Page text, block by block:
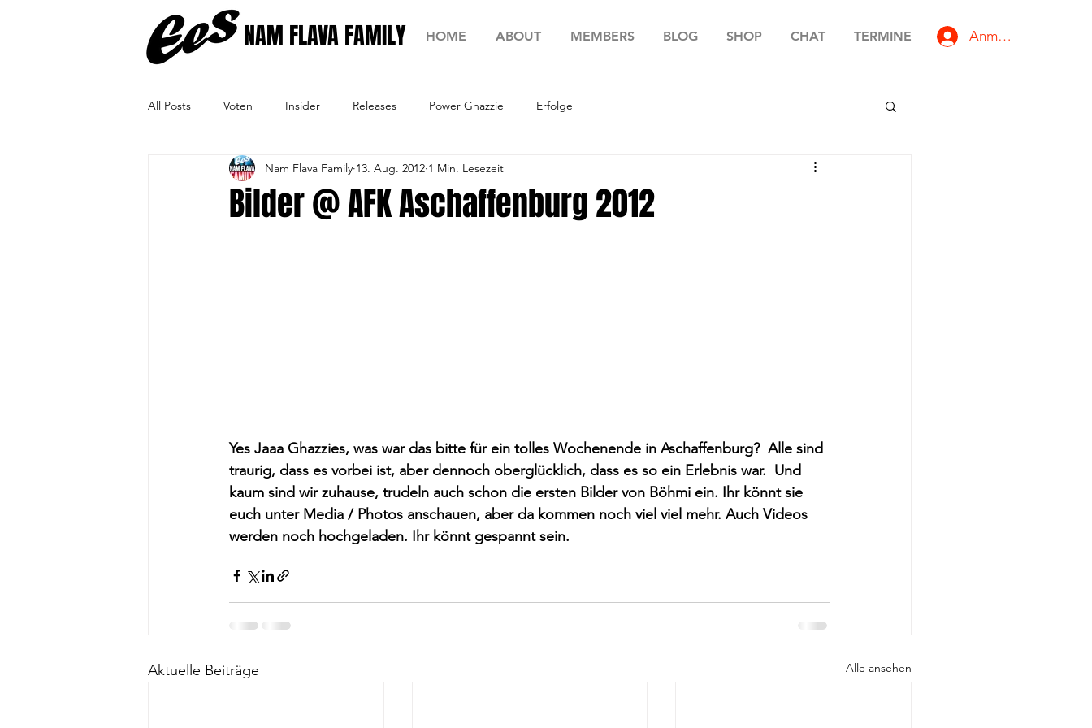
NAM FLAVA FAMILY HOME ABOUT MEMBERS BLOG SHOP CHAT TERMINE Anmelden
All Posts Voten Insider Releases Power Ghazzie Erfolge
Bilder @ AFK Aschaffenburg 2012
Nam Flava Family 13. Aug. 2012 1 Min. Lesezeit
Yes Jaaa Ghazzies, was war das bitte für ein tolles Wochenende in Aschaffenburg?  Alle sind
traurig, dass es vorbei ist, aber dennoch oberglücklich, dass es so ein Erlebnis war.  Und
kaum sind wir zuhause, trudeln auch schon die ersten Bilder von Böhmi ein. Ihr könnt sie
euch unter Media / Photos anschauen, aber da kommen noch viel viel mehr. Auch Videos
werden noch hochgeladen. Ihr könnt gespannt sein.
Aktuelle Beiträge Alle ansehen